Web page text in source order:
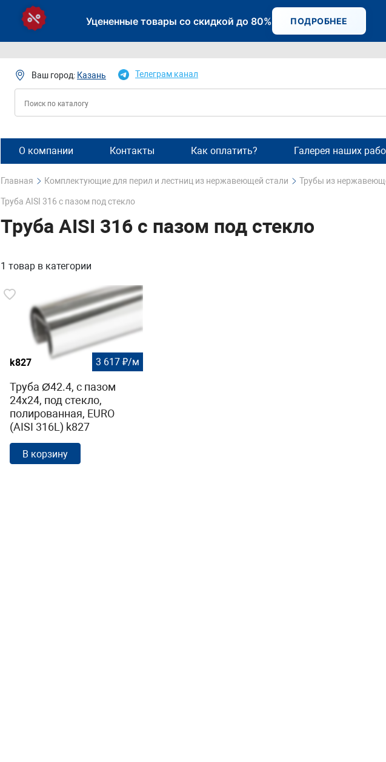
Уцененные товары со скидкой до 80% ПОДРОБНЕЕ
Ваш город: Казань Телеграм канал
О компании Контакты Как оплатить? Галерея наших
Главная Комплектующие для перил и лестниц из нержавеющей стали Трубы из
Труба AISI 316 с пазом под стекло
Труба AISI 316 с пазом под стекло
1 товар в категории
k827 3 617 ₽/м
Труба Ø42.4, с пазом
24х24, под стекло,
полированная, EURO
(AISI 316L) k827
В корзину